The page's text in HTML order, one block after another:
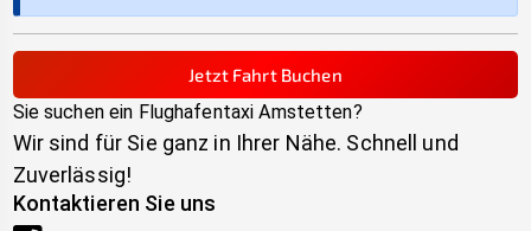
Jetzt Fahrt Buchen
Sie suchen ein Flughafentaxi Amstetten?
Wir sind für Sie ganz in Ihrer Nähe. Schnell und
Zuverlässig!
Kontaktieren Sie uns